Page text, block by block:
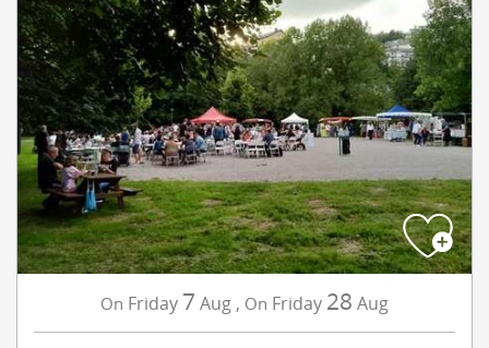
On Friday 7 Aug , On Friday 28 Aug